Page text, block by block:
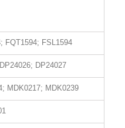
FQT1594; FSL1594
DP24027
MDK0217; MDK0239